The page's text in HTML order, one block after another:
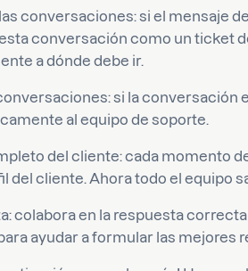
conversaciones: si el mensaje
conversación como un ticket
a dónde debe ir.
si la conversación
al equipo de soporte.
del cliente: cada momento
del cliente. Ahora todo el equipo
colabora en la respuesta
ayudar a formular las mejores